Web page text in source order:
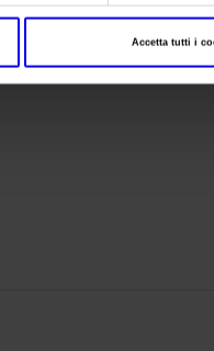
Accetta tutti i